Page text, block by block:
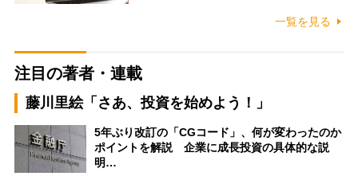
一覧を見る
注目の著者・連載
藤川里絵「さあ、投資を始めよう！」
5年ぶり改訂の「CGコード」、何が変わったのか
ポイントを解説 企業に成長投資の具体的な説
明…